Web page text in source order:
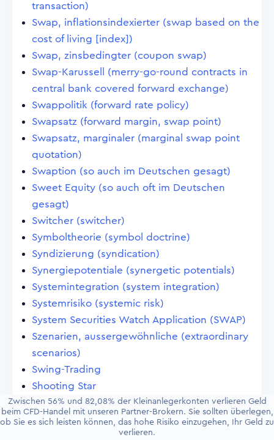
transaction)
Swap, inflationsindexierter (swap based on the
cost of living [index])
Swap, zinsbedingter (coupon swap)
Swap-Karussell (merry-go-round contracts in
central bank covered forward exchange)
Swappolitik (forward rate policy)
Swapsatz (forward margin, swap point)
Swapsatz, marginaler (marginal swap point
quotation)
Swaption (so auch im Deutschen gesagt)
Sweet Equity (so auch oft im Deutschen
gesagt)
Switcher (switcher)
Symboltheorie (symbol doctrine)
Syndizierung (syndication)
Synergiepotentiale (synergetic potentials)
Systemintegration (system integration)
Systemrisiko (systemic risk)
System Securities Watch Application (SWAP)
Szenarien, aussergewöhnliche (extraordinary
scenarios)
Swing-Trading
Shooting Star
Zwischen 56% und 82,08% der Kleinanlegerkonten verlieren Geld
beim CFD-Handel mit unseren Partner-Brokern. Sie sollten überlegen,
ob Sie es sich leisten können, das hohe Risiko einzugehen, Ihr Geld zu
verlieren.